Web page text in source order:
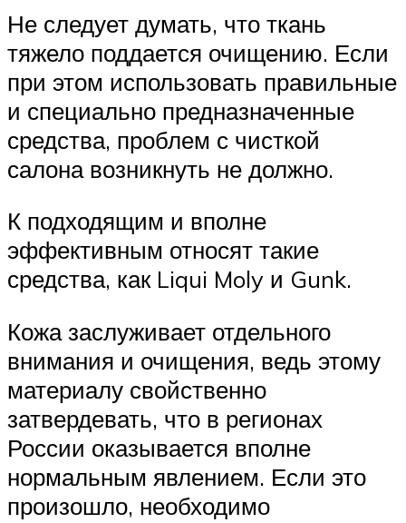
Не следует думать, что ткань
тяжело поддается очищению. Если
при этом использовать правильные
и специально предназначенные
средства, проблем с чисткой
салона возникнуть не должно.
К подходящим и вполне
эффективным относят такие
средства, как Liqui Moly и Gunk.
Кожа заслуживает отдельного
внимания и очищения, ведь этому
материалу свойственно
затвердевать, что в регионах
России оказывается вполне
нормальным явлением. Если это
произошло, необходимо